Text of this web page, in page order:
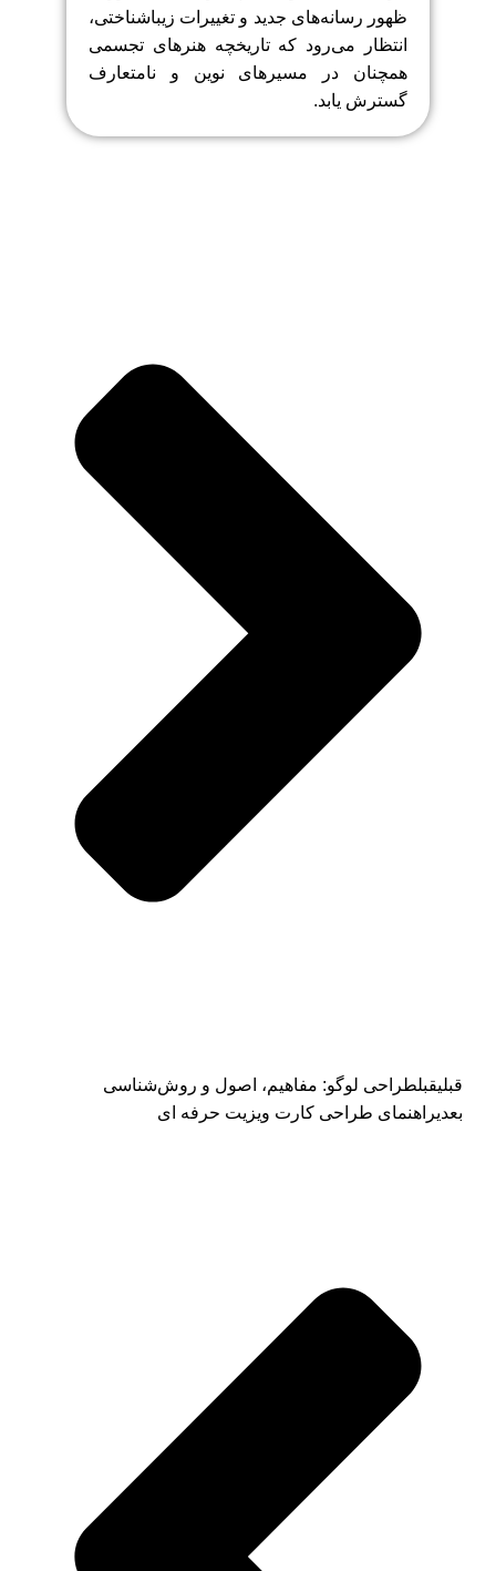
ظهور رسانه‌های جدید و تغییرات زیباشناختی،
انتظار می‌رود که تاریخچه هنرهای تجسمی
همچنان در مسیرهای نوین و نامتعارف
گسترش یابد.
قبلیقبلطراحی لوگو: مفاهیم، اصول و روش‌شناسی
بعدیراهنمای طراحی کارت ویزیت حرفه ای